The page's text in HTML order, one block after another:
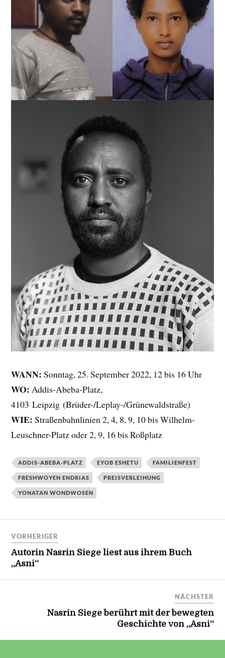
WANN: Sonntag, 25. September 2022, 12 bis 16 Uhr
WO: Addis-Abeba-Platz,
4103 Leipzig (Brüder-/Leplay-/Grünewaldstraße)
WIE: Straßenbahnlinien 2, 4, 8, 9, 10 bis Wilhelm-
Leuschner-Platz oder 2, 9, 16 bis Roßplatz
ADDIS-ABEBA-PLATZ EYOB ESHETU FAMILIENFEST
FRESHWOYEN ENDRIAS PREISVERLEIHUNG
YONATAN WONDWOSEN
VORHERIGER
Autorin Nasrin Siege liest aus ihrem Buch
„Asni“
NÄCHSTER
Nasrin Siege berührt mit der bewegten
Geschichte von „Asni“